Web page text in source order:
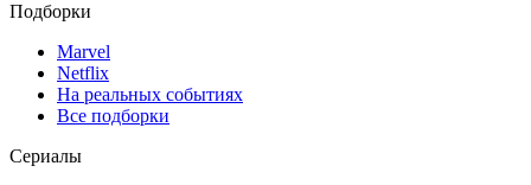
Подборки
Marvel
Netflix
На реальных событиях
Все подборки
Сериалы